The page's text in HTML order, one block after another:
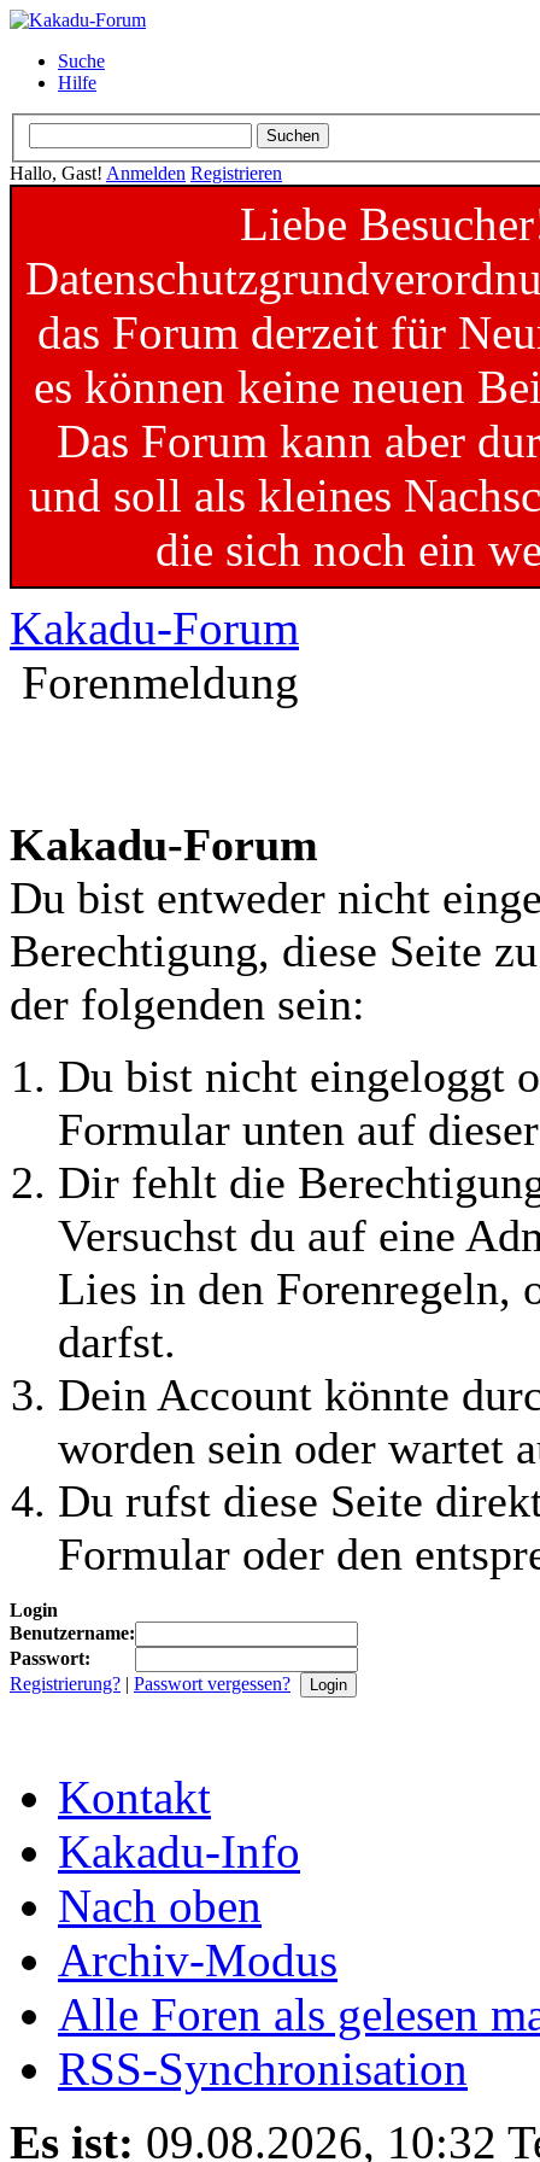
Suche
Hilfe
Hallo, Gast! Anmelden Registrieren
Liebe
das Forum derzeit für
es können keine neuen
Das Forum kann aber
und soll als kleines
die sich noch ein
Kakadu-Forum
Forenmeldung
Kakadu-Forum
Du bist entweder nicht
Berechtigung, diese Seite
der folgenden sein:
Du bist nicht eingeloggt
Formular unten auf
Dir fehlt die
Versuchst du auf eine
Lies in den Forenregeln,
darfst.
Dein Account könnte
worden sein oder wartet
Du rufst diese Seite
Formular oder den
Login
Benutzername:
Passwort:
Registrierung? | Passwort vergessen?
Kontakt
Kakadu-Info
Nach oben
Archiv-Modus
Alle Foren als gelesen
RSS-Synchronisation
Es ist: 09.08.2026, 10:32